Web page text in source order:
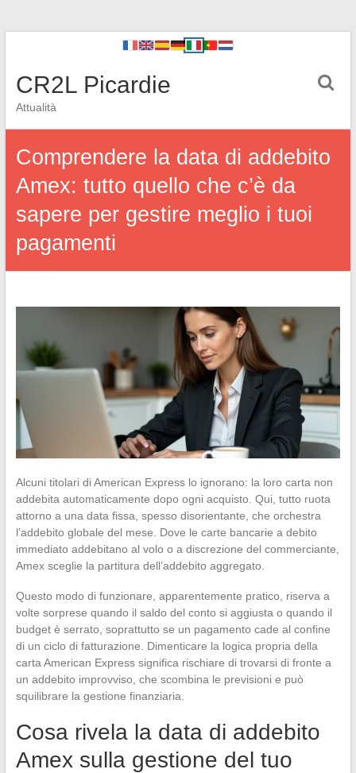
CR2L Picardie
Attualità
Comprendere la data di addebito
Amex: tutto quello che c’è da
sapere per gestire meglio i tuoi
pagamenti
Alcuni titolari di American Express lo ignorano: la loro carta non
addebita automaticamente dopo ogni acquisto. Qui, tutto ruota
attorno a una data fissa, spesso disorientante, che orchestra
l’addebito globale del mese. Dove le carte bancarie a debito
immediato addebitano al volo o a discrezione del commerciante,
Amex sceglie la partitura dell’addebito aggregato.
Questo modo di funzionare, apparentemente pratico, riserva a
volte sorprese quando il saldo del conto si aggiusta o quando il
budget è serrato, soprattutto se un pagamento cade al confine
di un ciclo di fatturazione. Dimenticare la logica propria della
carta American Express significa rischiare di trovarsi di fronte a
un addebito improvviso, che scombina le previsioni e può
squilibrare la gestione finanziaria.
Cosa rivela la data di addebito
Amex sulla gestione del tuo